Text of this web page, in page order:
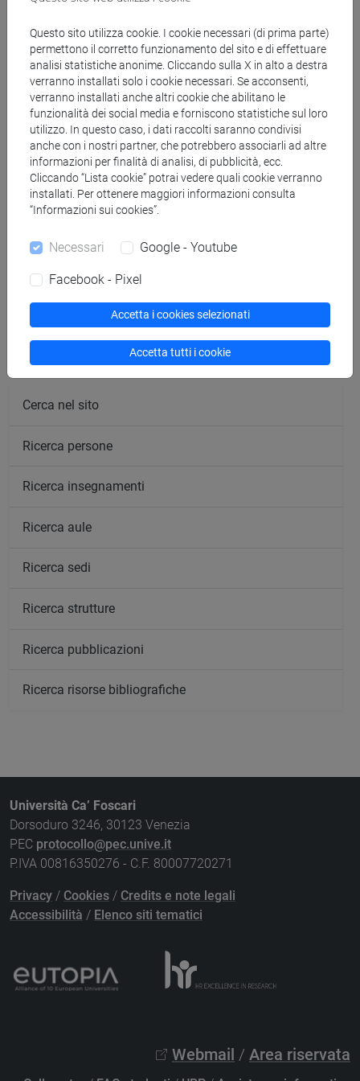
DE CAPITANI Lucio- 30h Lezione
Materiali didattici
Materiali su Moodle
Corsi di studio e percorsi
Laurea magistrale (DM270)
Cerca nel sito
Ricerca persone
Ricerca insegnamenti
Ricerca aule
Ricerca sedi
Ricerca strutture
Ricerca pubblicazioni
Ricerca risorse bibliografiche
Università Ca’ Foscari
Dorsoduro 3246, 30123 Venezia
PEC protocollo@pec.unive.it
P.IVA 00816350276 - C.F. 80007720271
Privacy / Cookies / Credits e note legali
Accessibilità / Elenco siti tematici
Webmail / Area riservata
Questo sito utilizza cookie. I cookie necessari (di prima parte)
permettono il corretto funzionamento del sito e di effettuare
analisi statistiche anonime. Cliccando sulla X in alto a destra
verranno installati solo i cookie necessari. Se acconsenti,
verranno installati anche altri cookie che abilitano le
funzionalità dei social media e forniscono statistiche sul loro
utilizzo. In questo caso, i dati raccolti saranno condivisi
anche con i nostri partner, che potrebbero associarli ad altre
informazioni per finalità di analisi, di pubblicità, ecc.
Cliccando “Lista cookie” potrai vedere quali cookie verranno
installati. Per ottenere maggiori informazioni consulta
“Informazioni sui cookies”.
Necessari Google - Youtube
Facebook - Pixel
Accetta i cookies selezionati
Accetta tutti i cookie